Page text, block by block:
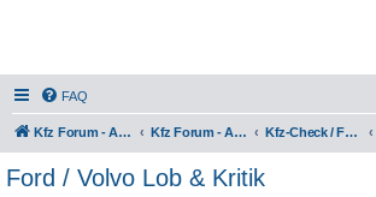
FAQ
Kfz Forum - Auto, Motorrad und LKW Kfz Forum - Auto, Motorrad und LKW Kfz-Check / Fahrzeugbewertung / Lob & Tadel / Berichte & Erfahrungen
Ford / Volvo Lob & Kritik